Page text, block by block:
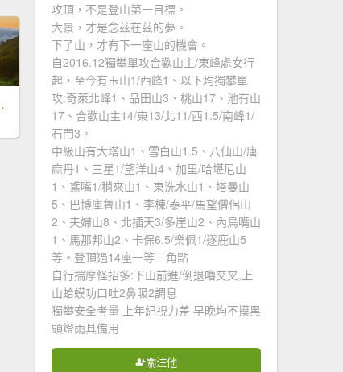
圈 7/6&7&19
攻頂，不是登山第一目標。
大景，才是念茲在茲的夢。
下了山，才有下一座山的機會。
自2016.12獨攀單攻合歡山主/東峰處女行
起，至今有玉山1/西峰1、以下均獨攀單
攻:奇萊北峰1、品田山3、桃山17、池有山
17、合歡山主14/東13/北11/西1.5/南峰1/
石門3。
中級山有大塔山1、雪白山1.5、八仙山/唐
麻丹1、三星1/望洋山4、加里/哈堪尼山
1、鳶嘴1/稍來山1、東洗水山1、塔曼山
5、巴博庫魯山1、李棟/泰平/馬望僧侶山
2、夫婦山8、北插天3/多崖山2、內鳥嘴山
1、馬那邦山2、卡保6.5/樂佩1/逐鹿山5
等。登頂過14座一等三角點
自行揣摩怪招多:下山前進/倒退嚕交叉,上
山蛤蟆功口吐2鼻吸2調息
獨攀安全考量 上年紀視力差 早晚均不摸黑
頭燈雨具備用
關注他